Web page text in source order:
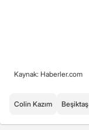
Kaynak: Haberler.com
Colin Kazım Beşiktaş